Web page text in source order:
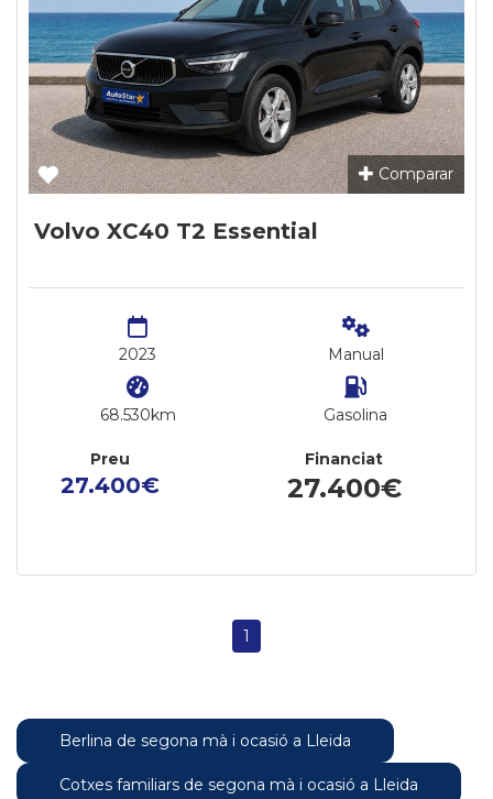
Comparar
Volvo XC40 T2 Essential
2023
68.530km
Manual
Gasolina
Preu
27.400€
Financiat
27.400€
1
Berlina de segona mà i ocasió a Lleida
Cotxes familiars de segona mà i ocasió a Lleida